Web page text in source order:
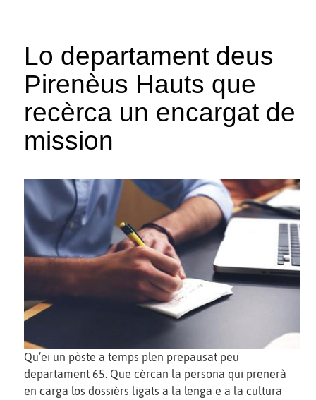
Lo departament deus
Pirenèus Hauts que
recèrca un encargat de
mission
Qu’ei un pòste a temps plen prepausat peu
departament 65. Que cèrcan la persona qui prenerà
en carga los dossièrs ligats a la lenga e a la cultura